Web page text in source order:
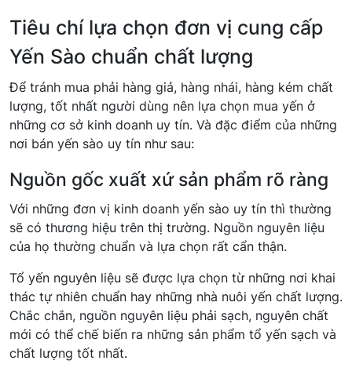
Tiêu chí lựa chọn đơn vị cung cấp
Yến Sào chuẩn chất lượng
Để tránh mua phải hàng giả, hàng nhái, hàng kém chất
lượng, tốt nhất người dùng nên lựa chọn mua yến ở
những cơ sở kinh doanh uy tín. Và đặc điểm của những
nơi bán yến sào uy tín như sau:
Nguồn gốc xuất xứ sản phẩm rõ ràng
Với những đơn vị kinh doanh yến sào uy tín thì thường
sẽ có thương hiệu trên thị trường. Nguồn nguyên liệu
của họ thường chuẩn và lựa chọn rất cẩn thận.
Tổ yến nguyên liệu sẽ được lựa chọn từ những nơi khai
thác tự nhiên chuẩn hay những nhà nuôi yến chất lượng.
Chắc chắn, nguồn nguyên liệu phải sạch, nguyên chất
mới có thể chế biến ra những sản phẩm tổ yến sạch và
chất lượng tốt nhất.